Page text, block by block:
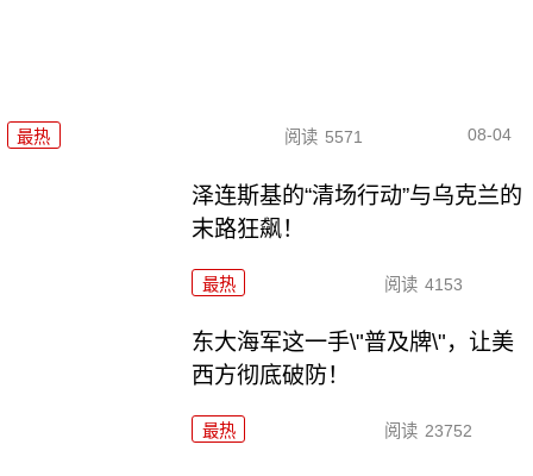
最热 阅读 5571 08-04
泽连斯基的“清场行动”与乌克兰的
末路狂飙！
最热 阅读 4153
东大海军这一手\"普及牌\"，让美
西方彻底破防！
最热 阅读 23752